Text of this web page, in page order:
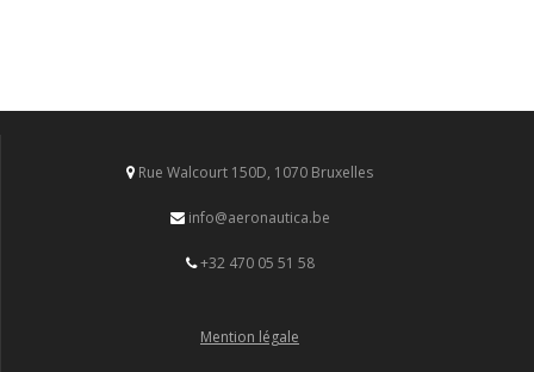
Rue Walcourt 150D, 1070 Bruxelles
info@aeronautica.be
+32 470 05 51 58
Mention légale